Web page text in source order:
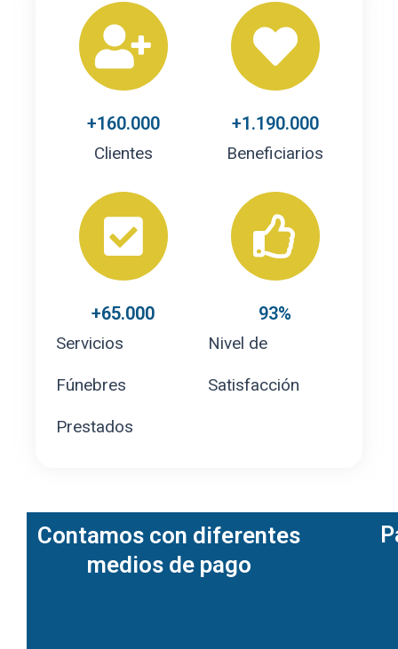
Clientes
+160.000
Beneficiarios
+1.190.000
Servicios
Fúnebres
Prestados
+65.000
Nivel de
Satisfacción
93%
Contamos con diferentes
medios de pago